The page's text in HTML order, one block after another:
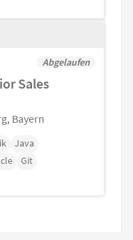
Abgelaufen
Sales
Bayern
Java
Git